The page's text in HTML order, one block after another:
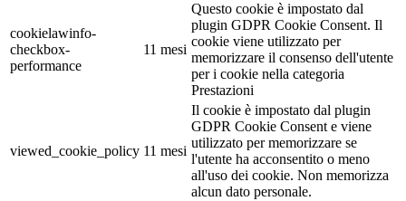
cookielawinfo-
checkbox-
performance
11 mesi
Questo cookie è impostato dal
plugin GDPR Cookie Consent. Il
cookie viene utilizzato per
memorizzare il consenso dell'utente
per i cookie nella categoria
Prestazioni
viewed_cookie_policy 11 mesi
Il cookie è impostato dal plugin
GDPR Cookie Consent e viene
utilizzato per memorizzare se
l'utente ha acconsentito o meno
all'uso dei cookie. Non memorizza
alcun dato personale.